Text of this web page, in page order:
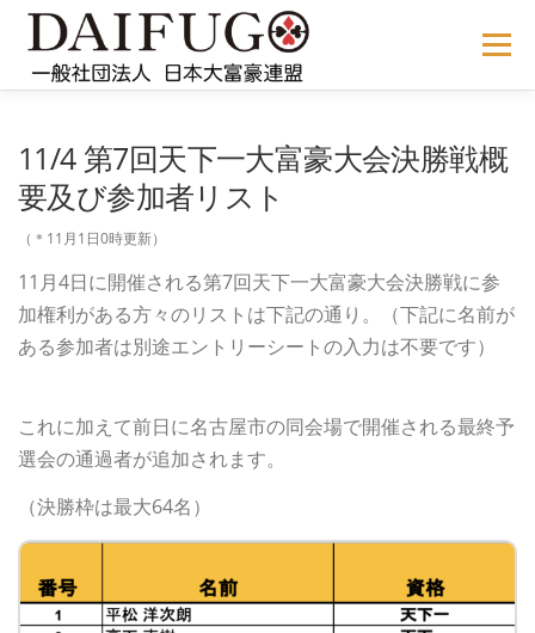
メニュー
11/4 第7回天下一大富豪大会決勝戦概
要及び参加者リスト
（＊11月1日0時更新）
11月4日に開催される第7回天下一大富豪大会決勝戦に参
加権利がある方々のリストは下記の通り。（下記に名前が
ある参加者は別途エントリーシートの入力は不要です）
これに加えて前日に名古屋市の同会場で開催される最終予
選会の通過者が追加されます。
（決勝枠は最大64名）